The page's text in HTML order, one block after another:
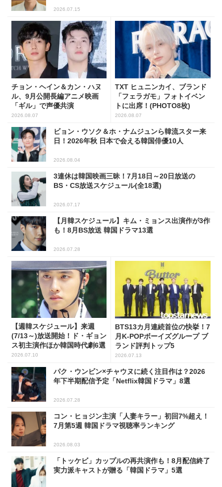
2026.07.15
チョン・ヘイン＆カン・ハヌ
ル、9月公開長編アニメ映画
「ギル」で声優共演
2026.08.07
TXT ヒュニンカイ、ブランド
「フェラガモ」フォトイベン
トに出席！(PHOTO8枚)
2026.08.07
ビョン・ウソク＆ホ・ナムジュンら韓流スター来
日！2026年秋 日本で会える韓国俳優10人
2026.08.04
3連休は韓国映画三昧！7月18日～20日放送の
BS・CS放送スケジュール(全18選)
2026.07.17
【月韓スケジュール】キム・ミョンス出演作が3作
も！8月BS放送 韓国ドラマ13選
2026.07.28
【週韓スケジュール】来週
(7/13～)放送開始！ド・ギョン
ス初主演作ほか韓国時代劇6選
2026.07.10
BTS13カ月連続首位の快挙！7
月K-POPボーイズグループ ブ
ランド評判トップ5
2026.07.13
パク・ウンビン×チャウヌに続く注目作は？2026
年下半期配信予定「Netflix韓国ドラマ」8選
2026.07.28
コン・ヒョジン主演「人妻キラー」初回7%超え！
7月第5週 韓国ドラマ視聴率ランキング
2026.08.03
「トッケビ」カップルの再共演作も！8月配信終了
実力派キャストが贈る「韓国ドラマ」5選